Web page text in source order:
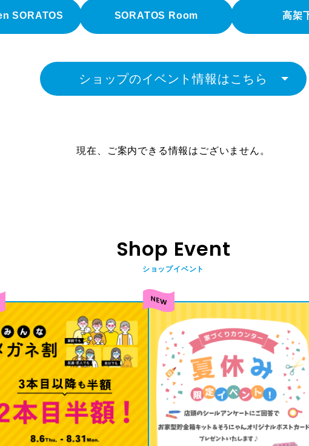
SORATOS SORATOS Room 高架
ショップのイベント情報はこちら
現在、ご案内できる情報はございません。
Shop Event
ショップイベント